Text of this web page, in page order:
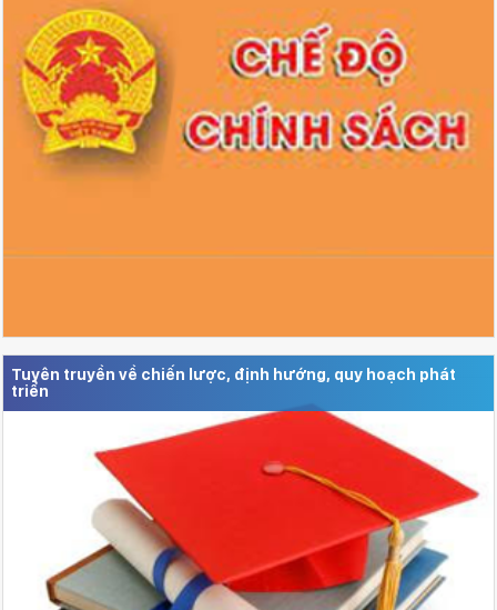
Tuyên truyền về chiến lược, định hướng, quy hoạch phát
triển